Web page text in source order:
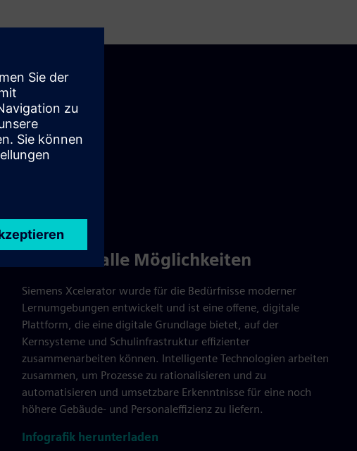
Offen für alle Möglichkeiten
Siemens Xcelerator wurde für die Bedürfnisse moderner
Lernumgebungen entwickelt und ist eine offene, digitale
Plattform, die eine digitale Grundlage bietet, auf der
Kernsysteme und Schulinfrastruktur effizienter
zusammenarbeiten können. Intelligente Technologien arbeiten
zusammen, um Prozesse zu rationalisieren und zu
automatisieren und umsetzbare Erkenntnisse für eine noch
höhere Gebäude- und Personaleffizienz zu liefern.
Infografik herunterladen